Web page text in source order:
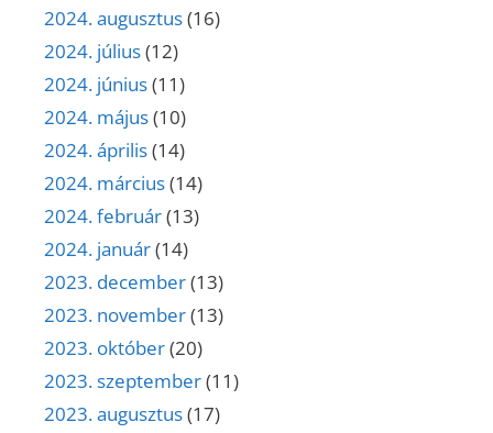
2024. augusztus(16)
2024. július(12)
2024. június(11)
2024. május(10)
2024. április(14)
2024. március(14)
2024. február(13)
2024. január(14)
2023. december(13)
2023. november(13)
2023. október(20)
2023. szeptember(11)
2023. augusztus(17)